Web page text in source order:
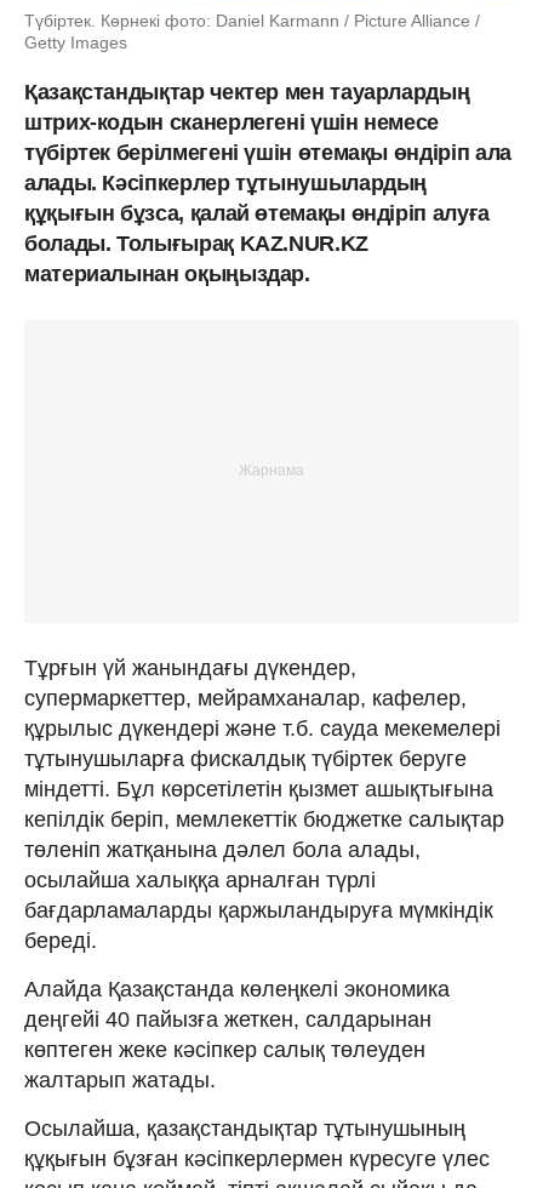
Түбіртек. Көрнекі фото: Daniel Karmann / Picture Alliance /
Getty Images
Қазақстандықтар чектер мен тауарлардың
штрих-кодын сканерлегені үшін немесе
түбіртек берілмегені үшін өтемақы өндіріп ала
алады. Кәсіпкерлер тұтынушылардың
құқығын бұзса, қалай өтемақы өндіріп алуға
болады. Толығырақ KAZ.NUR.KZ
материалынан оқыңыздар.
Тұрғын үй жанындағы дүкендер,
супермаркеттер, мейрамханалар, кафелер,
құрылыс дүкендері және т.б. сауда мекемелері
тұтынушыларға фискалдық түбіртек беруге
міндетті. Бұл көрсетілетін қызмет ашықтығына
кепілдік беріп, мемлекеттік бюджетке салықтар
төленіп жатқанына дәлел бола алады,
осылайша халыққа арналған түрлі
бағдарламаларды қаржыландыруға мүмкіндік
береді.
Алайда Қазақстанда көлеңкелі экономика
деңгейі 40 пайызға жеткен, салдарынан
көптеген жеке кәсіпкер салық төлеуден
жалтарып жатады.
Осылайша, қазақстандықтар тұтынушының
құқығын бұзған кәсіпкерлермен күресуге үлес